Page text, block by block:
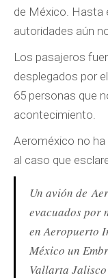
de México. Hasta
autoridades aún
Los pasajeros
desplegados por
65 personas que
acontecimiento.
Aeroméxico no
al caso que
Un avión de
evacuados por
en Aeropuerto
México un
Vallarta